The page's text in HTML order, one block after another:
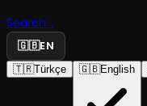
Search...
🇬🇧EN
🇹🇷Türkçe 🇬🇧English